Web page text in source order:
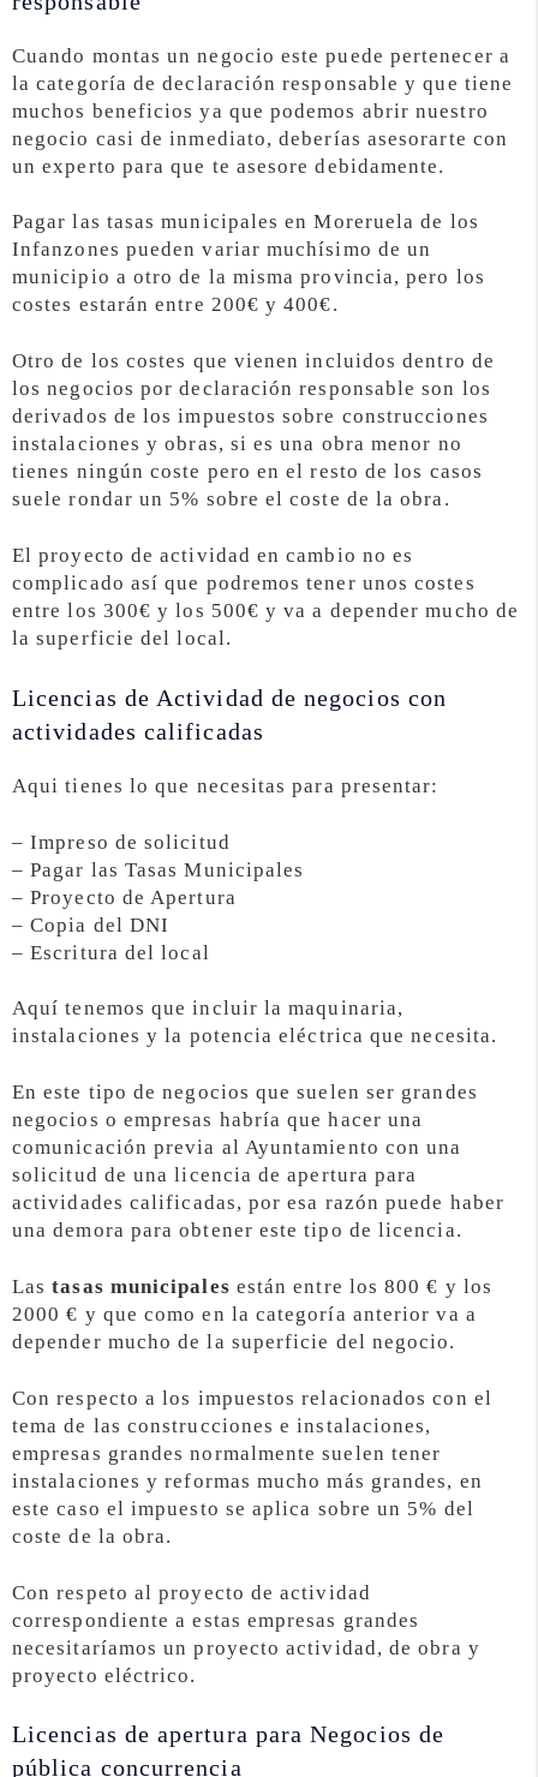
Cuando montas un negocio este puede pertenecer a
la categoría de declaración responsable y que tiene
muchos beneficios ya que podemos abrir nuestro
negocio casi de inmediato, deberías asesorarte con
un experto para que te asesore debidamente.
Pagar las tasas municipales en Moreruela de los
Infanzones pueden variar muchísimo de un
municipio a otro de la misma provincia, pero los
costes estarán entre 200€ y 400€.
Otro de los costes que vienen incluidos dentro de
los negocios por declaración responsable son los
derivados de los impuestos sobre construcciones
instalaciones y obras, si es una obra menor no
tienes ningún coste pero en el resto de los casos
suele rondar un 5% sobre el coste de la obra.
El proyecto de actividad en cambio no es
complicado así que podremos tener unos costes
entre los 300€ y los 500€ y va a depender mucho de
la superficie del local.
Licencias de Actividad de negocios con
actividades calificadas
Aqui tienes lo que necesitas para presentar:
– Impreso de solicitud
– Pagar las Tasas Municipales
– Proyecto de Apertura
– Copia del DNI
– Escritura del local
Aquí tenemos que incluir la maquinaria,
instalaciones y la potencia eléctrica que necesita.
En este tipo de negocios que suelen ser grandes
negocios o empresas habría que hacer una
comunicación previa al Ayuntamiento con una
solicitud de una licencia de apertura para
actividades calificadas, por esa razón puede haber
una demora para obtener este tipo de licencia.
Lastasas municipales están entre los 800 € y los
2000 € y que como en la categoría anterior va a
depender mucho de la superficie del negocio.
Con respecto a los impuestos relacionados con el
tema de las construcciones e instalaciones,
empresas grandes normalmente suelen tener
instalaciones y reformas mucho más grandes, en
este caso el impuesto se aplica sobre un 5% del
coste de la obra.
Con respeto al proyecto de actividad
correspondiente a estas empresas grandes
necesitaríamos un proyecto actividad, de obra y
proyecto eléctrico.
Licencias de apertura para Negocios de
pública concurrencia